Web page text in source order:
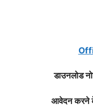
डाउनलोड
आवेदन करने